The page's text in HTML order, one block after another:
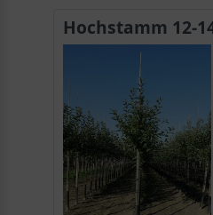
Hochstamm 12-